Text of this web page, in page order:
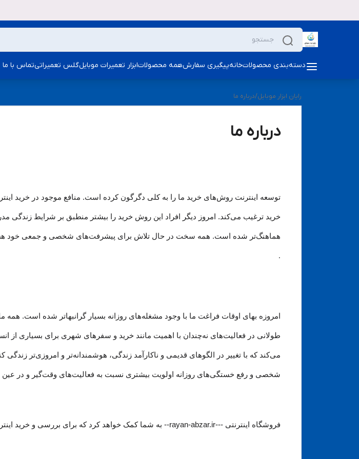
دسته‌بندی محصولاتخانهپیگیری سفارشهمه محصولاتابزار تعمیرات موبایلگلس تعمیراتیتماس با ما
رایان ابزار موبایل/درباره ما
درباره ما
توسعه اینترنت روش‌های خرید ما را به کلی دگرگون کرده است. منافع موجود در خرید
خرید ترغیب می‏‌کند. امروز دیگر افراد این روش خرید را بیشتر منطبق بر شرایط زندگی
هماهنگ‏‏‌تر شده است. همه سخت در حال تلاش برای پیشرفت‏‏‌های شخصی و جمعی خود
.
امروزه بهای اوقات فراغت ما با وجود مشغله‏‌های روزانه بسیار گرانبها‌تر شده است.
طولانی در فعالیت‏‌های نه‌چندان با اهمیت مانند خرید و سفرهای شهری برای بسیاری از
می‏‌کند که با تغییر در الگوهای قدیمی و نا‏کارآمد زندگی، هوشمندانه‏‌تر و امروزی‏‌تر
شخصی و رفع خستگی‏‏‌های روزانه اولویت بیشتری نسبت به فعالیت‌‏‏‏های وقت‌گیر و در عین
فروشگاه اینترنتی ---rayan-abzar.ir-- به شما کمک خواهد کرد که برای بررسی و خرید اینترتی ابزار و قطعات تعمیرات موبایل در سریعترین حالت به نتیجه مطلوبی برسید.